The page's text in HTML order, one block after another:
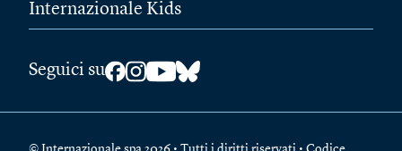
Internazionale Kids
Seguici su